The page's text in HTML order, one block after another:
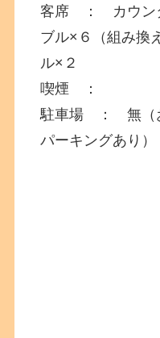
客席 ： カウン
ブル×６（組み換
ル×２
喫煙 ：
駐車場 ： 無（
パーキングあり）